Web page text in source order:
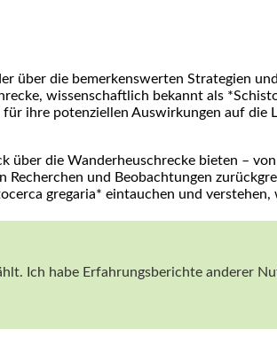
über die bemerkenswerten Strategien⁢
wissenschaftlich bekannt‍ als⁤
ihre‍ potenziellen Auswirkungen auf
über die Wanderheuschrecke bieten ⁣–⁢
und​ Beobachtungen
gregaria* eintauchen und
Ich habe Erfahrungsberichte ⁣anderer